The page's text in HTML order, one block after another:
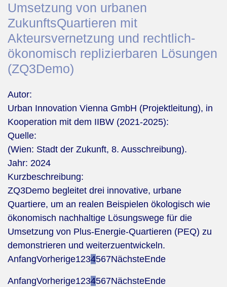
Umsetzung von urbanen
ZukunftsQuartieren mit
Akteursvernetzung und rechtlich‐
ökonomisch replizierbaren Lösungen
(ZQ3Demo)
Autor:
Urban Innovation Vienna GmbH (Projektleitung), in
Kooperation mit dem IIBW (2021-2025):
Quelle:
(Wien: Stadt der Zukunft, 8. Ausschreibung).
Jahr: 2024
Kurzbeschreibung:
ZQ3Demo begleitet drei innovative, urbane
Quartiere, um an realen Beispielen ökologisch wie
ökonomisch nachhaltige Lösungswege für die
Umsetzung von Plus-Energie-Quartieren (PEQ) zu
demonstrieren und weiterzuentwickeln.
AnfangVorherige1234567NächsteEnde
AnfangVorherige1234567NächsteEnde